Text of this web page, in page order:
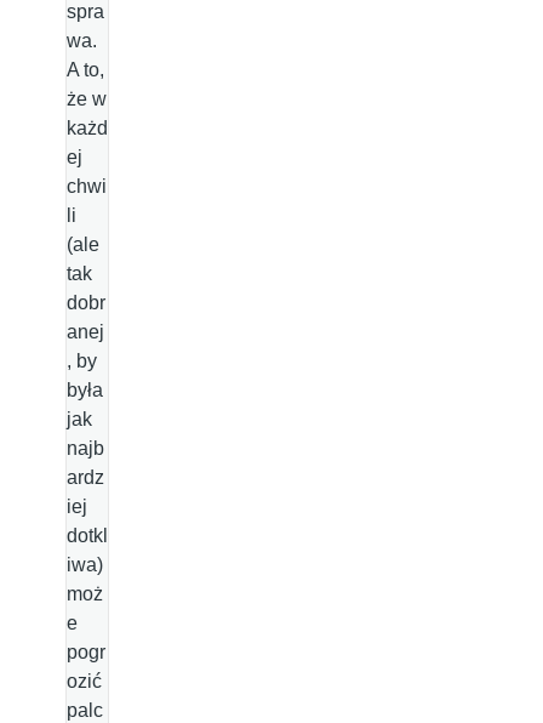
spra
wa.
A to,
że w
każd
ej
chwi
li
(ale
tak
dobr
anej
, by
była
jak
najb
ardz
iej
dotkl
iwa)
moż
e
pogr
ozić
palc